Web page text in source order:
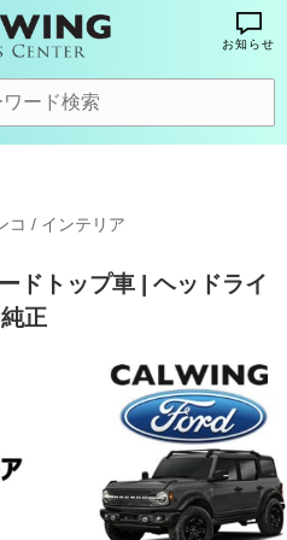
お知らせ
コ / インテリア
ドトップ車 | ヘッドライ
正